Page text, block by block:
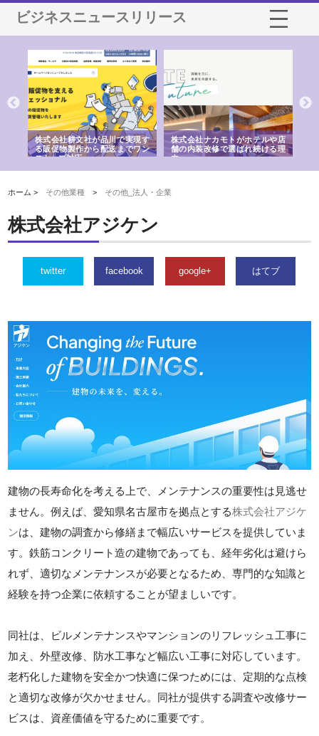
ビジネスニュースリリース
株式会社耕文社が品川で実現す
る販促物製作から配送までワン
ストップ対応
株式会社ナカモトがホテルや店
舗の内装改修で選ばれ続ける理
由
ホーム > その他業種 > その他_法人・企業
株式会社アジケン
twitter facebook google+ はてブ
建物の長寿命化を考える上で、メンテナンスの重要性は見逃せ
ません。例えば、愛知県名古屋市を拠点とする株式会社アジケ
ンは、建物の調査から修繕まで幅広いサービスを提供していま
す。鉄筋コンクリート造の建物であっても、経年劣化は避けら
れず、適切なメンテナンスが必要となるため、専門的な知識と
経験を持つ企業に依頼することが望ましいです。
同社は、ビルメンテナンスやマンションのリフレッシュ工事に
加え、外壁改修、防水工事など幅広い工事に対応しています。
老朽化した建物を安全かつ快適に保つためには、定期的な点検
と適切な改修が欠かせません。同社が提供する調査や改修サー
ビスは、資産価値を守るために重要です。